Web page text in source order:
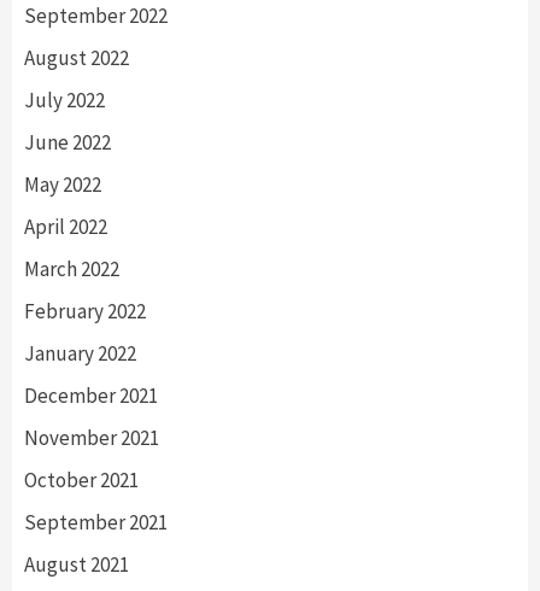
September 2022
August 2022
July 2022
June 2022
May 2022
April 2022
March 2022
February 2022
January 2022
December 2021
November 2021
October 2021
September 2021
August 2021